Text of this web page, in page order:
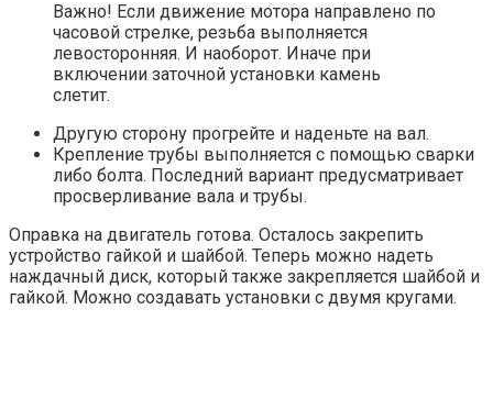
Важно! Если движение мотора направлено по
часовой стрелке, резьба выполняется
левосторонняя. И наоборот. Иначе при
включении заточной установки камень
слетит.
Другую сторону прогрейте и наденьте на вал.
Крепление трубы выполняется с помощью сварки
либо болта. Последний вариант предусматривает
просверливание вала и трубы.
Оправка на двигатель готова. Осталось закрепить
устройство гайкой и шайбой. Теперь можно надеть
наждачный диск, который также закрепляется шайбой и
гайкой. Можно создавать установки с двумя кругами.